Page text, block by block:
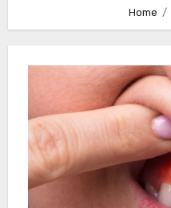
Home